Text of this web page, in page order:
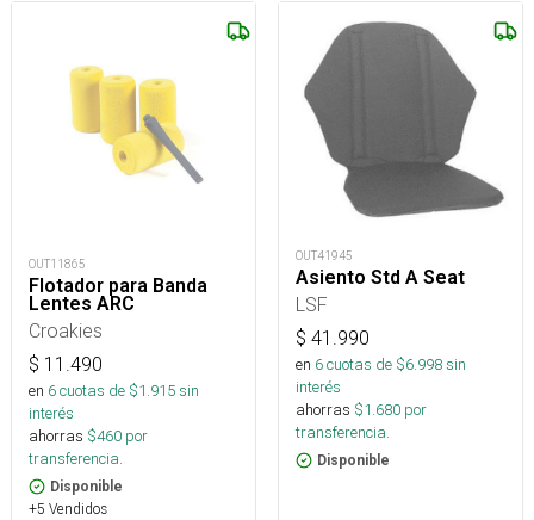
OUT11865
Flotador para Banda
Lentes ARC
Croakies
$ 11.490
en 6cuotas de $1.915sin
interés
ahorras $460 por
transferencia.
Disponible
+5 Vendidos
OUT41945
Asiento Std A Seat
LSF
$ 41.990
en 6cuotas de $6.998sin
interés
ahorras $1.680 por
transferencia.
Disponible